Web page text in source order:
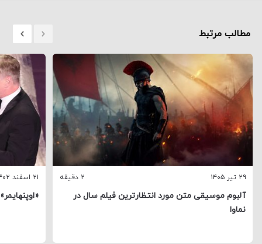
مطالب مرتبط
۲۹ تیر ۱۴۰۵ 2 دقیقه
آلبوم موسیقی متن مورد انتظارترین فیلم سال در
نماوا
۲۱ اسفند ۱۴۰۲
«اوپنهایمر»